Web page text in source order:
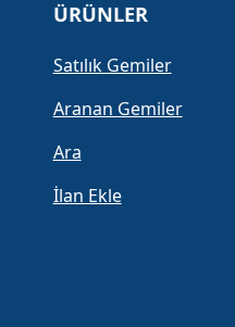
ÜRÜNLER
Satılık Gemiler
Aranan Gemiler
Ara
İlan Ekle